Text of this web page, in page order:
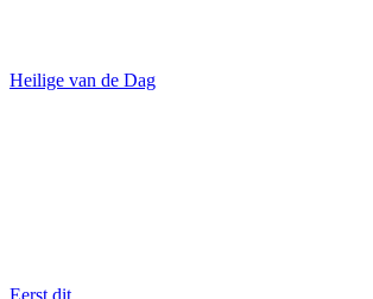
Heilige van de Dag
Eerst dit